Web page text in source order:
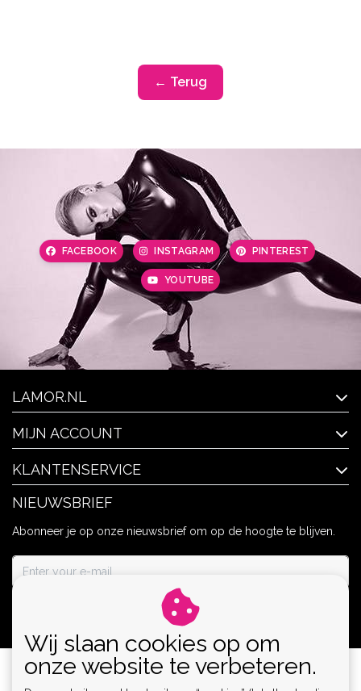
← Terug
FACEBOOK INSTAGRAM PINTEREST
YOUTUBE
LAMOR.NL
MIJN ACCOUNT
KLANTENSERVICE
NIEUWSBRIEF
Abonneer je op onze nieuwsbrief om op de hoogte te blijven.
Wij slaan cookies op om
onze website te verbeteren.